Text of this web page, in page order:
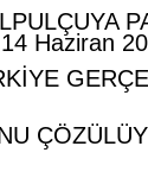
Haziran